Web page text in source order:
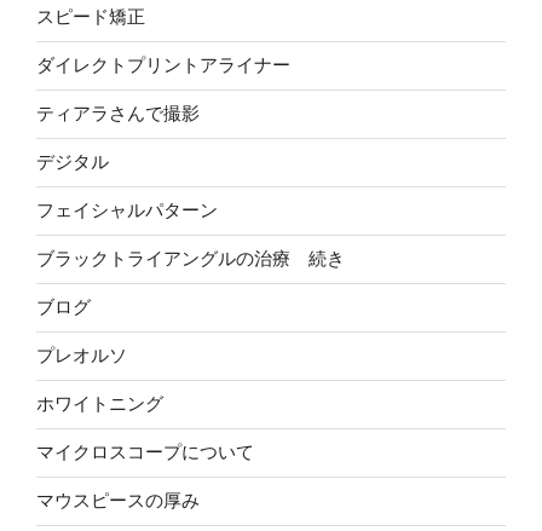
スピード矯正
ダイレクトプリントアライナー
ティアラさんで撮影
デジタル
フェイシャルパターン
ブラックトライアングルの治療 続き
ブログ
プレオルソ
ホワイトニング
マイクロスコープについて
マウスピースの厚み